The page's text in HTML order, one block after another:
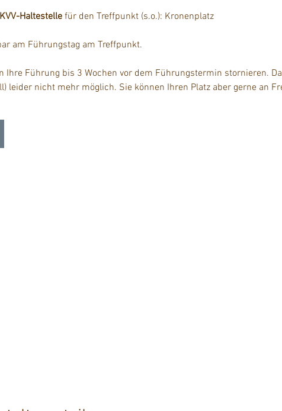
Haltestelle für den Treffpunkt (s.o.): Kronenplatz
am Führungstag am Treffpunkt.
Ihre Führung bis 3 Wochen vor dem Führungstermin stornieren.
leider nicht mehr möglich. Sie können Ihren Platz aber gerne an